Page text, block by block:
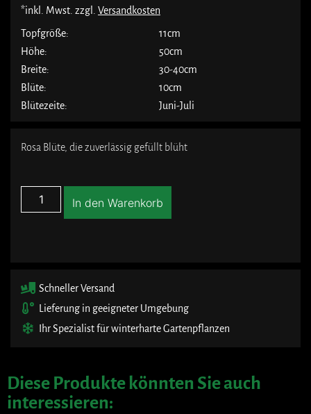
*inkl. Mwst. zzgl. Versandkosten
Topfgröße:
11cm
Höhe:
50cm
Breite:
30-40cm
Blüte:
10cm
Blütezeite:
Juni-Juli
Rosa Blüte, die zuverlässig gefüllt blüht
In den Warenkorb
Schneller Versand
Lieferung in geeigneter Umgebung
Ihr Spezialist für winterharte Gartenpflanzen
Diese Produkte könnten Sie auch
interessieren: